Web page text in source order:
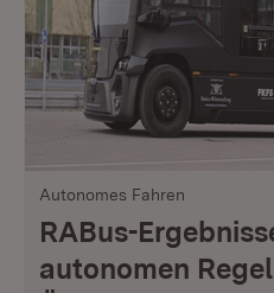
Autonomes Fahren
RABus-
autonomen